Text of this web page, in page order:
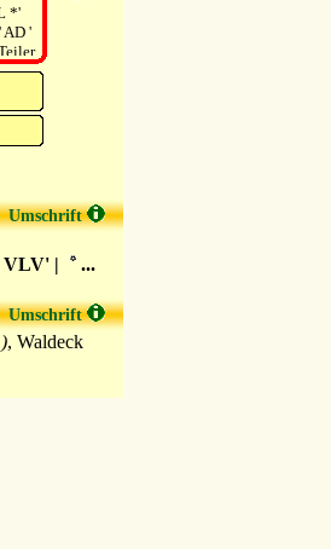
*'
'
Umschrift
VLV' |
...
Umschrift
, Waldeck